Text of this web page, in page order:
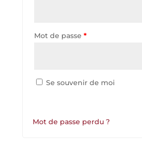
Mot de passe *
Se souvenir de moi
Mot de passe perdu ?